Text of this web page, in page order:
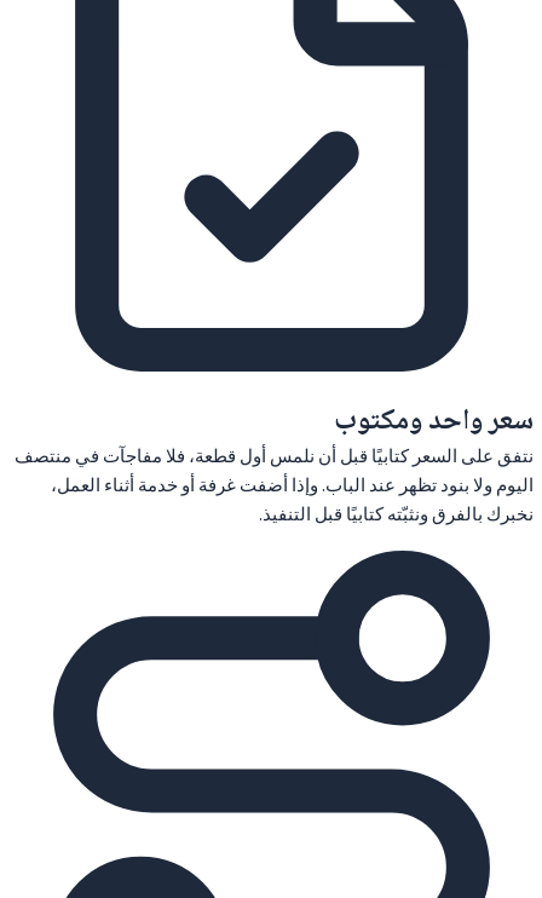
سعر واحد ومكتوب
نتفق على السعر كتابيًا قبل أن نلمس أول قطعة، فلا مفاجآت في منتصف
اليوم ولا بنود تظهر عند الباب. وإذا أضفت غرفة أو خدمة أثناء العمل،
نخبرك بالفرق ونثبّته كتابيًا قبل التنفيذ.